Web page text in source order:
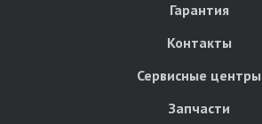
Гарантия
Контакты
Сервисные центры
Запчасти